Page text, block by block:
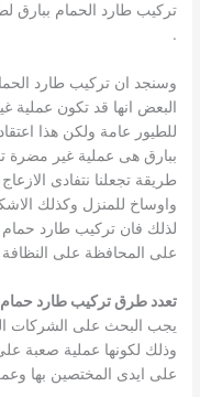
تركيب طارد الحمام ببارق
.
وسنجد ان تركيب طارد
البعض انها قد تكون عملية
للطيور عامة ولكن هذا
ببارق هى عملية غير مضرة
طريقة تجعلنا نتفادى
واوساخ للمنزل وكذلك
لذلك فان تركيب طارد حمام
على المحافظة على النظافة
تعدد طرق تركيب طارد حمام
يجب البحث على الشركات
وذلك لكونها عملية صعبة
على ايدى المختصين بها